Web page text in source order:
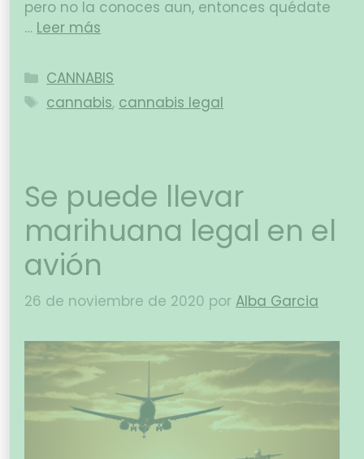
pero no la conoces aun, entonces quédate
… Leer más
CANNABIS
cannabis, cannabis legal
Se puede llevar
marihuana legal en el
avión
26 de noviembre de 2020 por Alba Garcia